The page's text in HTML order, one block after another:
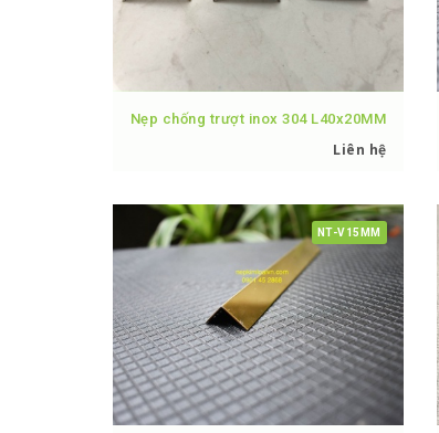
Nẹp chống trượt inox 304 L40x20MM
Liên hệ
NT-V15MM